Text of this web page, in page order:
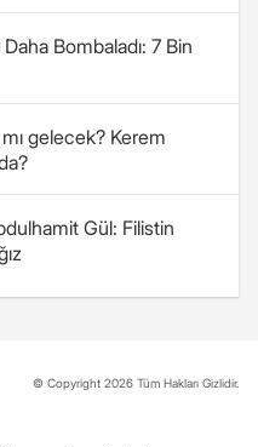
Bombaladı: 7 Bin
gelecek? Kerem
Gül: Filistin
© Copyright 2026 Tüm Hakları Gizlidir.